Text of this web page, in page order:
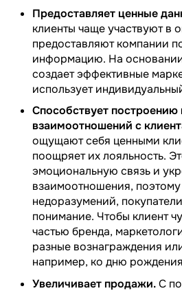
Предоставляет ценные
клиенты чаще участвуют в
предоставляют компании
информацию. На
создает эффективные
использует
Способствует построению
взаимоотношений с
ощущают себя ценными
поощряет их лояльность.
эмоциональную связь и
взаимоотношения,
недоразумений,
понимание. Чтобы клиент
частью бренда,
разные вознаграждения
например, ко дню
Увеличивает продажи.С